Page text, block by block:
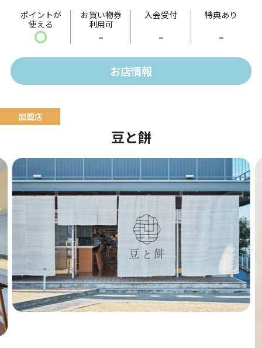
になるおいしさです。また、茶房コーナーでは、手作
りのお団子もいただけます。
ポイントが
使える
〇
お買い物券
利用可
-
入会受付
-
特典あり
-
お店情報
豆と餅